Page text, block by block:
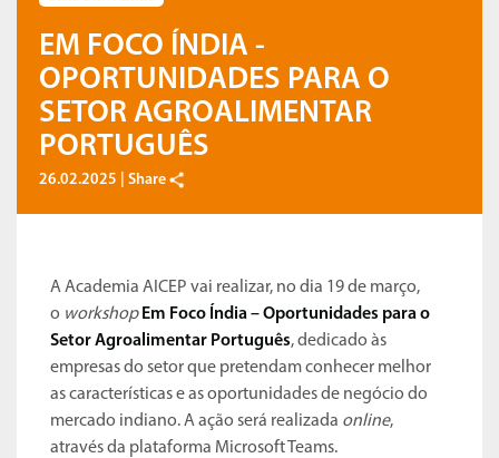
EM FOCO ÍNDIA -
OPORTUNIDADES PARA O
SETOR AGROALIMENTAR
PORTUGUÊS
26.02.2025 | Share
A Academia AICEP vai realizar, no dia 19 de março,
o workshop Em Foco Índia – Oportunidades para o
Setor Agroalimentar Português, dedicado às
empresas do setor que pretendam conhecer melhor
as características e as oportunidades de negócio do
mercado indiano. A ação será realizada online,
através da plataforma Microsoft Teams.